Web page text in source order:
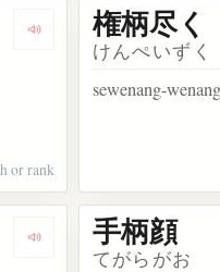
Dengarkan kosakata 家柄
or rank
権柄尽く
けんぺいずく
sewenang-wenang
Dengarkan kosakata 手柄
手柄顔
てがらがお